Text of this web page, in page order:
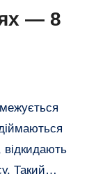
— 8
відкидають
Такий…